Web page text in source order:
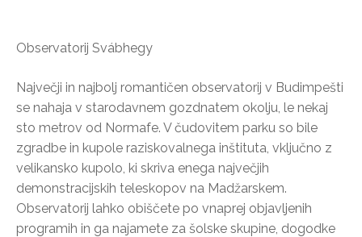
Observatorij Svábhegy
Največji in najbolj romantičen observatorij v Budimpešti
se nahaja v starodavnem gozdnatem okolju, le nekaj
sto metrov od Normafe. V čudovitem parku so bile
zgradbe in kupole raziskovalnega inštituta, vključno z
velikansko kupolo, ki skriva enega največjih
demonstracijskih teleskopov na Madžarskem.
Observatorij lahko obiščete po vnaprej objavljenih
programih in ga najamete za šolske skupine, dogodke